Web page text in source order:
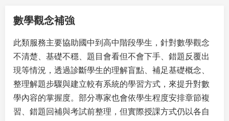
數學觀念補強
此類服務主要協助國中到高中階段學生，針對數學觀念
不清楚、基礎不穩、題目會看但不會下手、錯題反覆出
現等情況，透過診斷學生的理解盲點、補足基礎概念、
整理解題步驟與建立較有系統的學習方式，來提升對數
學內容的掌握度。部分專家也會依學生程度安排章節複
習、錯題回補與考試前整理，但實際授課方式仍以各自